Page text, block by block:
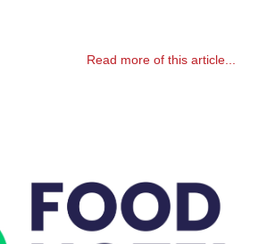
Read more of this article...